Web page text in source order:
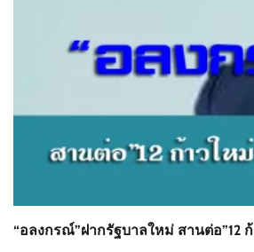
“อลงกรณ์”ฝากรัฐบาลใหม่ สานต่อ”12